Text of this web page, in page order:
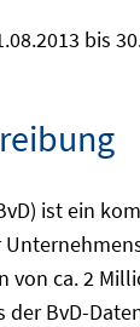
bis
ist ein
von ca. 2
der BvD-